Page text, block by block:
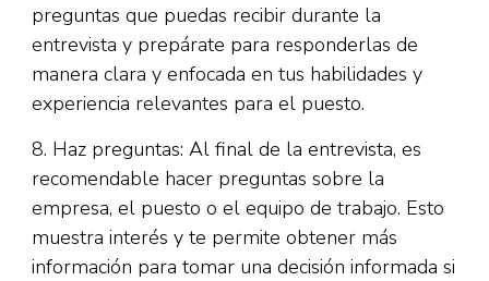
preguntas que puedas recibir durante la
entrevista y prepárate para responderlas de
manera clara y enfocada en tus habilidades y
experiencia relevantes para el puesto.
8. Haz preguntas: Al final de la entrevista, es
recomendable hacer preguntas sobre la
empresa, el puesto o el equipo de trabajo. Esto
muestra interés y te permite obtener más
información para tomar una decisión informada si